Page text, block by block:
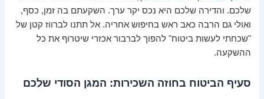
שלכם. והדירה שלכם היא נכס יקר ערך. השקעתם בה זמן, כסף,
ואולי גם הרבה כאב ראש בחיפוש אחריה. אל תתנו לברווז קטן של
"שכחתי לעשות ביטוח" להפוך לברבור אכזרי שיטרוף את כל
ההשקעה.
סעיף הביטוח בחוזה השכירות: המגן הסודי שלכם